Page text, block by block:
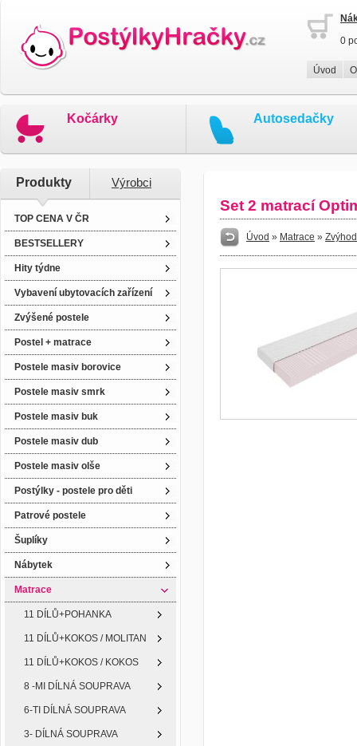
0
Úvod
Kočárky Autosedačky
Produkty Výrobci
TOP CENA V ČR
BESTSELLERY
Hity týdne
Vybavení ubytovacích zařízení
Zvýšené postele
Postel + matrace
Postele masiv borovice
Postele masiv smrk
Postele masiv buk
Postele masiv dub
Postele masiv olše
Postýlky - postele pro děti
Patrové postele
Šuplíky
Nábytek
Matrace
11 DÍLŮ+POHANKA
11 DÍLŮ+KOKOS / MOLITAN
11 DÍLŮ+KOKOS / KOKOS
8 -MI DÍLNÁ SOUPRAVA
6-TI DÍLNÁ SOUPRAVA
3- DÍLNÁ SOUPRAVA
Set 2 matrací
Úvod » Matrace »